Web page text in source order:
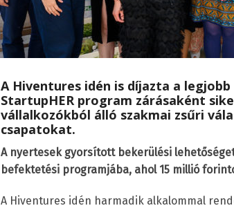
A Hiventures idén is díjazta a
StartupHER program zárásaként
vállalkozókból álló szakmai zsűri
csapatokat.
A nyertesek gyorsított bekerülési
befektetési programjába, ahol 15 millió
A Hiventures idén harmadik alkalommal